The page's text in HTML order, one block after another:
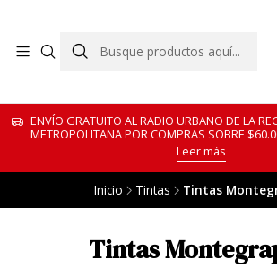
ENVÍO GRATUITO AL RADIO URBANO DE LA
METROPOLITANA POR COMPRAS SOBRE
Leer más
Inicio Tintas Tintas
Tintas